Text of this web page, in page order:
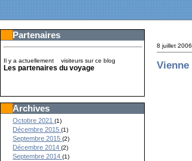
Partenaires
Il y a actuellement visiteurs sur ce blog
Les partenaires du voyage
Archives
Octobre 2021(1)
Décembre 2015(1)
Septembre 2015(2)
Décembre 2014(2)
Septembre 2014(1)
8 juillet 2006
Vienne